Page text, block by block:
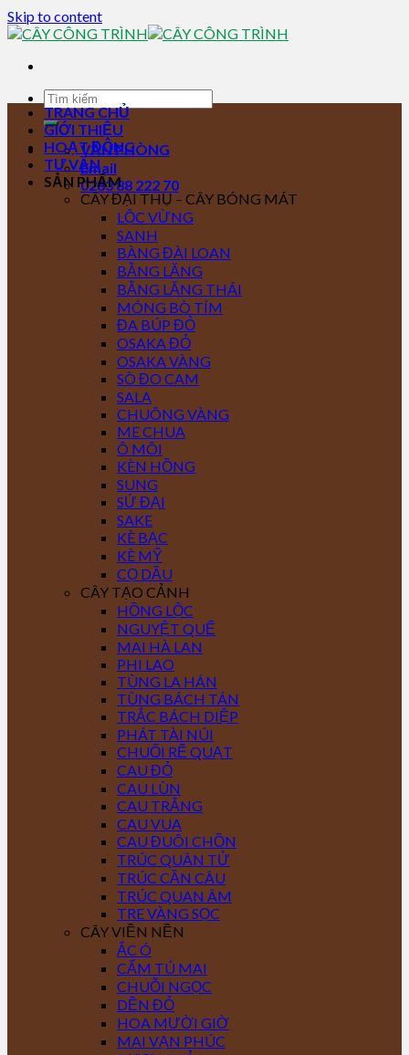
Skip to content
VĂN PHÒNG
Email
0283 88 222 70
TRANG CHỦ
GIỚI THIỆU
HOẠT ĐỘNG
TƯ VẤN
SẢN PHẨM
CÂY ĐẠI THỤ – CÂY BÓNG MÁT
LỘC VỪNG
SANH
BÀNG ĐÀI LOAN
BẰNG LĂNG
BẰNG LĂNG THÁI
MÓNG BÒ TÍM
ĐA BÚP ĐỎ
OSAKA ĐỎ
OSAKA VÀNG
SÒ ĐO CAM
SALA
CHUÔNG VÀNG
ME CHUA
Ô MÔI
KÈN HỒNG
SUNG
SỨ ĐẠI
SAKE
KÈ BẠC
KÈ MỸ
CỌ DẦU
CÂY TẠO CẢNH
HỒNG LỘC
NGUYỆT QUẾ
MAI HÀ LAN
PHI LAO
TÙNG LA HÁN
TÙNG BÁCH TÁN
TRẮC BÁCH DIỆP
PHÁT TÀI NÚI
CHUỐI RẼ QUẠT
CAU ĐỎ
CAU LÙN
CAU TRẮNG
CAU VUA
CAU ĐUÔI CHỒN
TRÚC QUÂN TỬ
TRÚC CẦN CÂU
TRÚC QUAN ÂM
TRE VÀNG SỌC
CÂY VIỀN NỀN
ẮC Ó
CẨM TÚ MAI
CHUỖI NGỌC
DỀN ĐỎ
HOA MƯỜI GIỜ
MAI VẠN PHÚC